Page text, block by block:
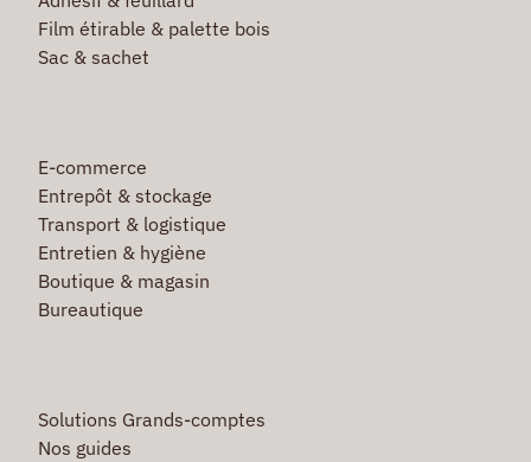
Film étirable & palette bois
Sac & sachet
E-commerce
Entrepôt & stockage
Transport & logistique
Entretien & hygiène
Boutique & magasin
Bureautique
Solutions Grands-comptes
Nos guides